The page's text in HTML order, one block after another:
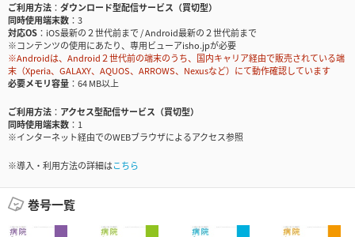
ご利用方法
ダウンロード型配信サービス（買切型）
同時使用端末数
3
対応OS
iOS最新の２世代前まで / Android最新の２世代前まで
※コンテンツの使用にあたり、専用ビューアisho.jpが必要
※Androidは、Android２世代前の端末のうち、国内キャリア経由で販売されている端
末（Xperia、GALAXY、AQUOS、ARROWS、Nexusなど）にて動作確認しています
必要メモリ容量
64 MB以上
ご利用方法
アクセス型配信サービス（買切型）
同時使用端末数
1
※インターネット経由でのWEBブラウザによるアクセス参照
※導入・利用方法の詳細はこちら
巻号一覧